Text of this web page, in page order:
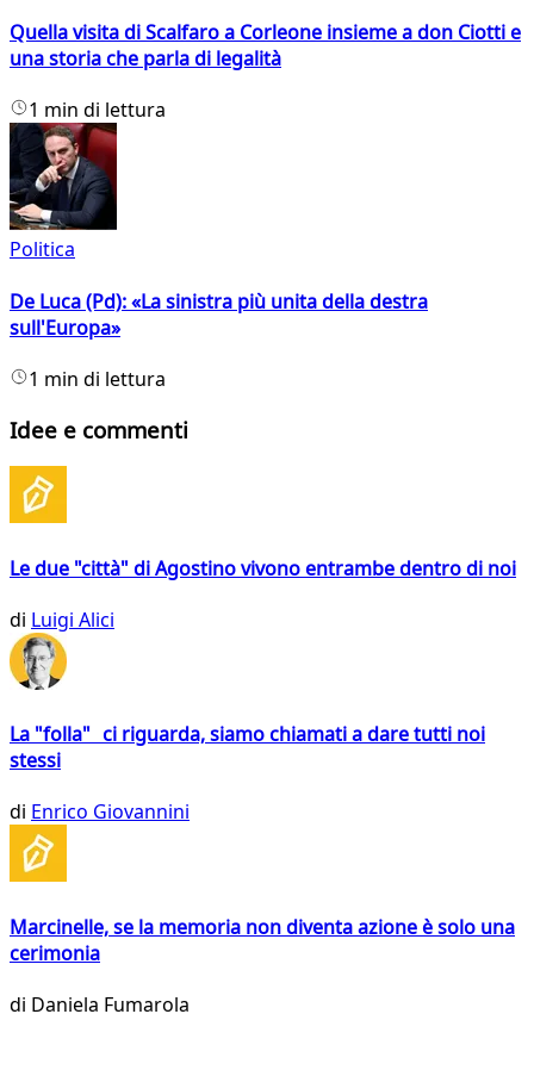
Quella visita di Scalfaro a Corleone insieme a don Ciotti e
una storia che parla di legalità
1 min di lettura
Politica
De Luca (Pd): «La sinistra più unita della destra
sull'Europa»
1 min di lettura
Idee e commenti
Le due "città" di Agostino vivono entrambe dentro di noi
di Luigi Alici
La "folla" ci riguarda, siamo chiamati a dare tutti noi
stessi
di Enrico Giovannini
Marcinelle, se la memoria non diventa azione è solo una
cerimonia
di Daniela Fumarola